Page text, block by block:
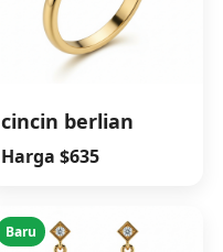
cincin berlian
Harga $635
Baru